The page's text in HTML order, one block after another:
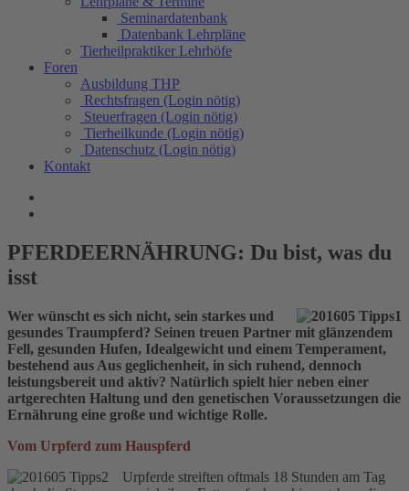
Seminardatenbank
Datenbank Lehrpläne
Tierheilpraktiker Lehrhöfe
Foren
Ausbildung THP
Rechtsfragen (Login nötig)
Steuerfragen (Login nötig)
Tierheilkunde (Login nötig)
Datenschutz (Login nötig)
Kontakt
PFERDEERNÄHRUNG: Du bist, was du
isst
Wer wünscht es sich nicht, sein starkes und
gesundes Traumpferd? Seinen treuen Partner mit glänzendem
Fell, gesunden Hufen, Idealgewicht und einem Temperament,
bestehend aus Aus geglichenheit, in sich ruhend, dennoch
leistungsbereit und aktiv? Natürlich spielt hier neben einer
artgerechten Haltung und den genetischen Voraussetzungen die
Ernährung eine große und wichtige Rolle.
Vom Urpferd zum Hauspferd
Urpferde streiften oftmals 18 Stunden am Tag